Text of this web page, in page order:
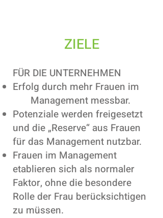
ZIELE
FÜR DIE UNTERNEHMEN
Erfolg durch mehr Frauen im
Management messbar.
Potenziale werden freigesetzt
und die „Reserve“ aus Frauen
für das Management nutzbar.
Frauen im Management
etablieren sich als normaler
Faktor, ohne die besondere
Rolle der Frau berücksichtigen
zu müssen.